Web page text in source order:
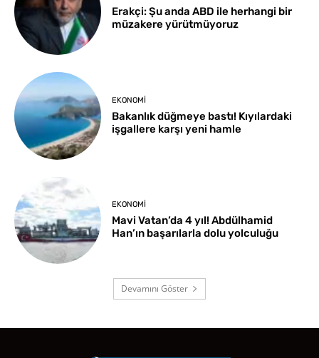
Erakçi: Şu anda ABD ile herhangi bir
müzakere yürütmüyoruz
EKONOMI
Bakanlık düğmeye bastı! Kıyılardaki
işgallere karşı yeni hamle
EKONOMI
Mavi Vatan’da 4 yıl! Abdülhamid
Han’ın başarılarla dolu yolculuğu
Devamını Göster